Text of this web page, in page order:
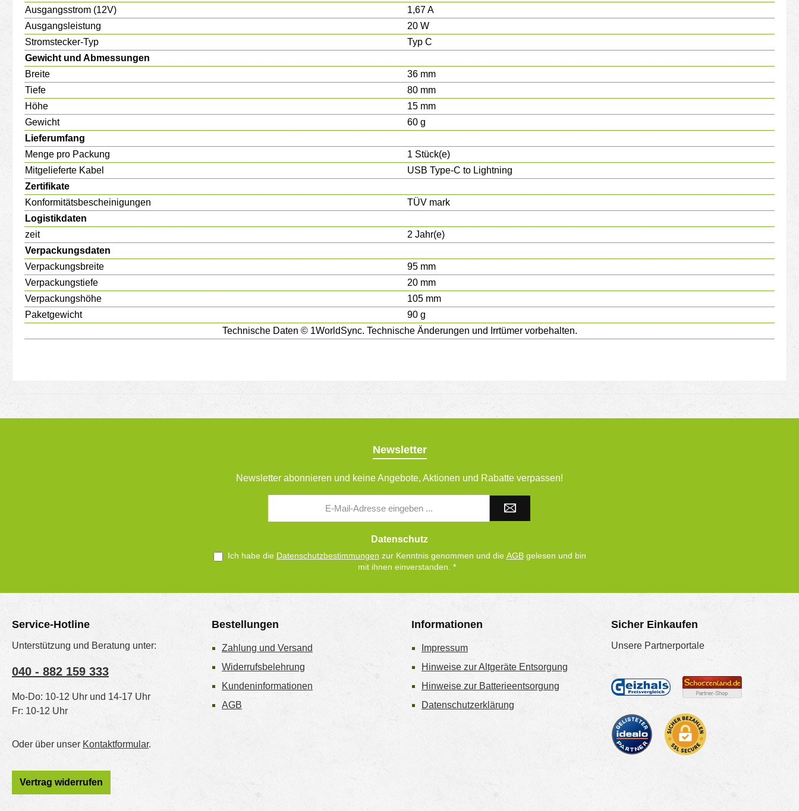
Ausgangsstrom (12V)
1,67 A
Ausgangsleistung
20 W
Stromstecker-Typ
Typ C
Gewicht und Abmessungen
Breite
36 mm
Tiefe
80 mm
Höhe
15 mm
Gewicht
60 g
Lieferumfang
Menge pro Packung
1 Stück(e)
Mitgelieferte Kabel
USB Type-C to Lightning
Zertifikate
Konformitätsbescheinigungen
TÜV mark
Logistikdaten
zeit
2 Jahr(e)
Verpackungsdaten
Verpackungsbreite
95 mm
Verpackungstiefe
20 mm
Verpackungshöhe
105 mm
Paketgewicht
90 g
Technische Daten © 1WorldSync. Technische Änderungen und Irrtümer vorbehalten.
Newsletter
Newsletter abonnieren und keine Angebote, Aktionen und Rabatte verpassen!
Datenschutz
Ich habe die Datenschutzbestimmungen zur Kenntnis genommen und die AGBgelesen und bin
mit ihnen einverstanden. *
Service-Hotline
Unterstützung und Beratung unter:
040 - 882 159 333
Mo-Do: 10-12 Uhr und 14-17 Uhr
Fr: 10-12 Uhr
Oder über unser Kontaktformular.
Vertrag widerrufen
Bestellungen
Zahlung und Versand
Widerrufsbelehrung
Kundeninformationen
AGB
Informationen
Impressum
Hinweise zur Altgeräte Entsorgung
Hinweise zur Batterieentsorgung
Datenschutzerklärung
Sicher Einkaufen
Unsere Partnerportale